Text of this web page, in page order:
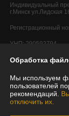
Индивидуальный
г.Минск ул.Лидская
Регистрационный
УНП: 290592794
Регистрационный
Дата регистрации
Ссылка на
Обработка
Мы используем
пользователей
рекомендаций.
отключить их.